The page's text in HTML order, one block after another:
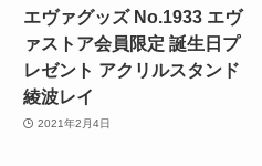
エヴァグッズ No.1933 エヴ
ァストア会員限定 誕生日プ
レゼント アクリルスタンド
綾波レイ
2021年2月4日